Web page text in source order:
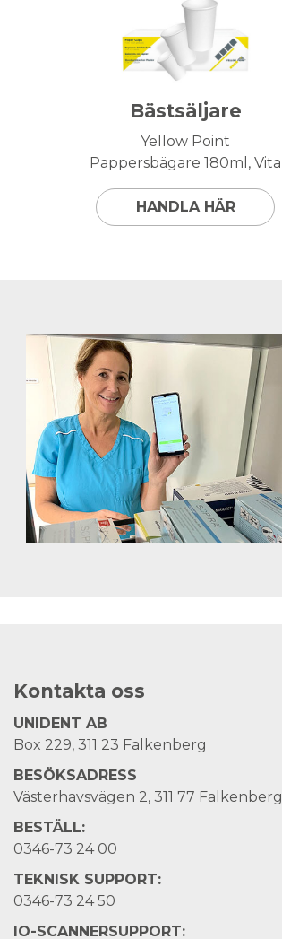
Bästsäljare
Yellow Point
Pappersbägare 180ml, Vita
HANDLA HÄR
Kontakta oss
UNIDENT AB
Box 229, 311 23 Falkenberg
BESÖKSADRESS
Västerhavsvägen 2, 311 77 Falkenberg
BESTÄLL:
0346-73 24 00
TEKNISK SUPPORT:
0346-73 24 50
IO-SCANNERSUPPORT: